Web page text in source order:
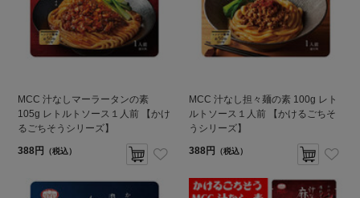
MCC 汁なしマーラータンの素
105g レトルトソース１人前 【かけ
るごちそうシリーズ】
388円
（税込）
MCC 汁なし担々麺の素 100g レト
ルトソース１人前 【かけるごちそ
うシリーズ】
388円
（税込）